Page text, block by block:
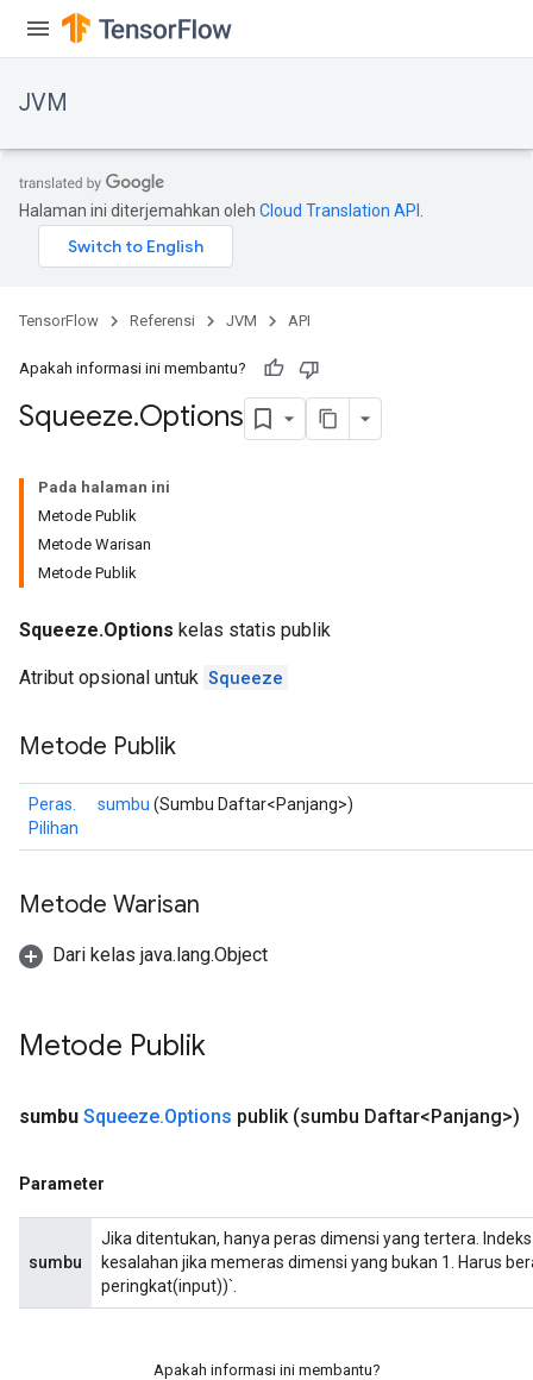
JVM
Halaman ini diterjemahkan oleh Cloud Translation API
TensorFlow Referensi JVM API
Apakah informasi ini membantu?
Squeeze.Options
Pada halaman ini
Metode Publik
Metode Warisan
Metode Publik
Squeeze.Options kelas statis publik
Atribut opsional untuk Squeeze
Metode Publik
Peras.
Pilihan
sumbu (Sumbu Daftar<Panjang>)
Metode Warisan
Dari kelas java.lang.Object
Metode Publik
sumbu Squeeze.Options publik (sumbu Daftar<Panjang>)
Parameter
sumbu
Jika ditentukan, hanya peras dimensi yang tertera.
kesalahan jika memeras dimensi yang bukan 1. Harus
peringkat(input))`.
Apakah informasi ini membantu?